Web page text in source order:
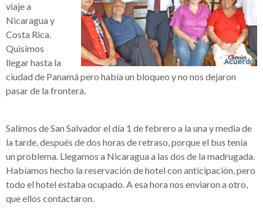
viaje a
Nicaragua y
Costa Rica.
Quisimos
llegar hasta la
ciudad de Panamá pero había un bloqueo y no nos dejaron
pasar de la frontera.
Salimos de San Salvador el día 1 de febrero a la una y media de
la tarde, después de dos horas de retraso, porque el bus tenía
un problema. Llegamos a Nicaragua a las dos de la madrugada.
Habíamos hecho la reservación de hotel con anticipación, pero
todo el hotel estaba ocupado. A esa hora nos enviaron a otro,
que ellos contactaron.